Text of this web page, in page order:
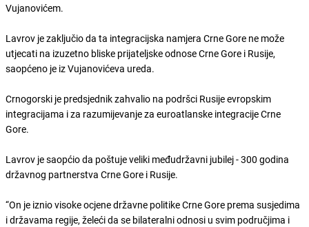
Vujanovićem.
Lavrov je zaključio da ta integracijska namjera Crne Gore ne može
utjecati na izuzetno bliske prijateljske odnose Crne Gore i Rusije,
saopćeno je iz Vujanovićeva ureda.
Crnogorski je predsjednik zahvalio na podršci Rusije evropskim
integracijama i za razumijevanje za euroatlanske integracije Crne
Gore.
Lavrov je saopćio da poštuje veliki međudržavni jubilej - 300 godina
državnog partnerstva Crne Gore i Rusije.
“On je iznio visoke ocjene državne politike Crne Gore prema susjedima
i državama regije, želeći da se bilateralni odnosi u svim područjima i